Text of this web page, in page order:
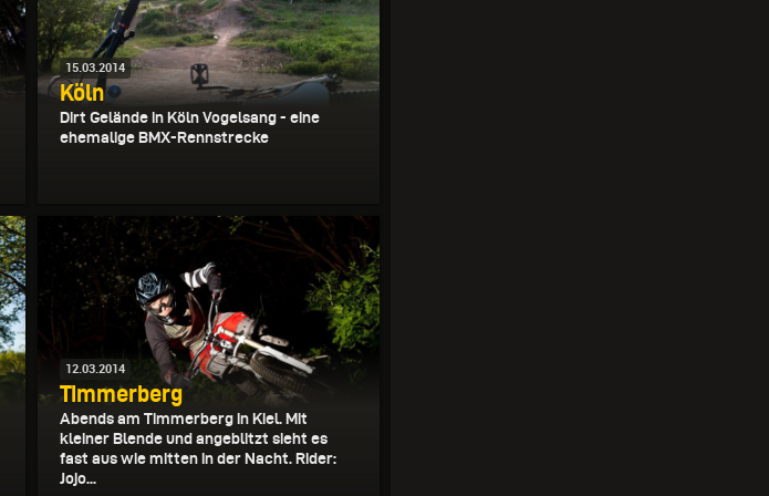
15.03.2014
Köln
Dirt Gelände in Köln Vogelsang - eine
ehemalige BMX-Rennstrecke
12.03.2014
Timmerberg
Abends am Timmerberg in Kiel. Mit
kleiner Blende und angeblitzt sieht es
fast aus wie mitten in der Nacht. Rider:
Jojo...